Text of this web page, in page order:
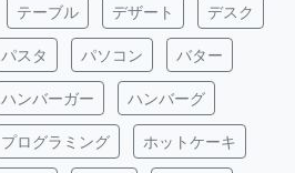
テーブル デザート デスク
パスタ パソコン バター
ハンバーガー ハンバーグ
プログラミング ホットケーキ